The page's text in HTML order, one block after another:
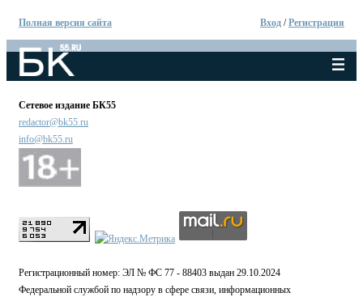
Полная версия сайта Вход /Регистрация
Сетевое издание БК55
redactor@bk55.ru
info@bk55.ru
Регистрационный номер: ЭЛ № ФС 77 - 88403 выдан 29.10.2024
Федеральной службой по надзору в сфере связи, информационных